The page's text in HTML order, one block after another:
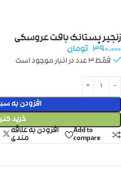
زنجیر پستانک بافت عروسکی
۳۹۰.۰۰۰ تومان
فقط 3 عدد در انبار موجود است
افزودن به
خرید
Add to
compare
افزودن به علاقه
مندی